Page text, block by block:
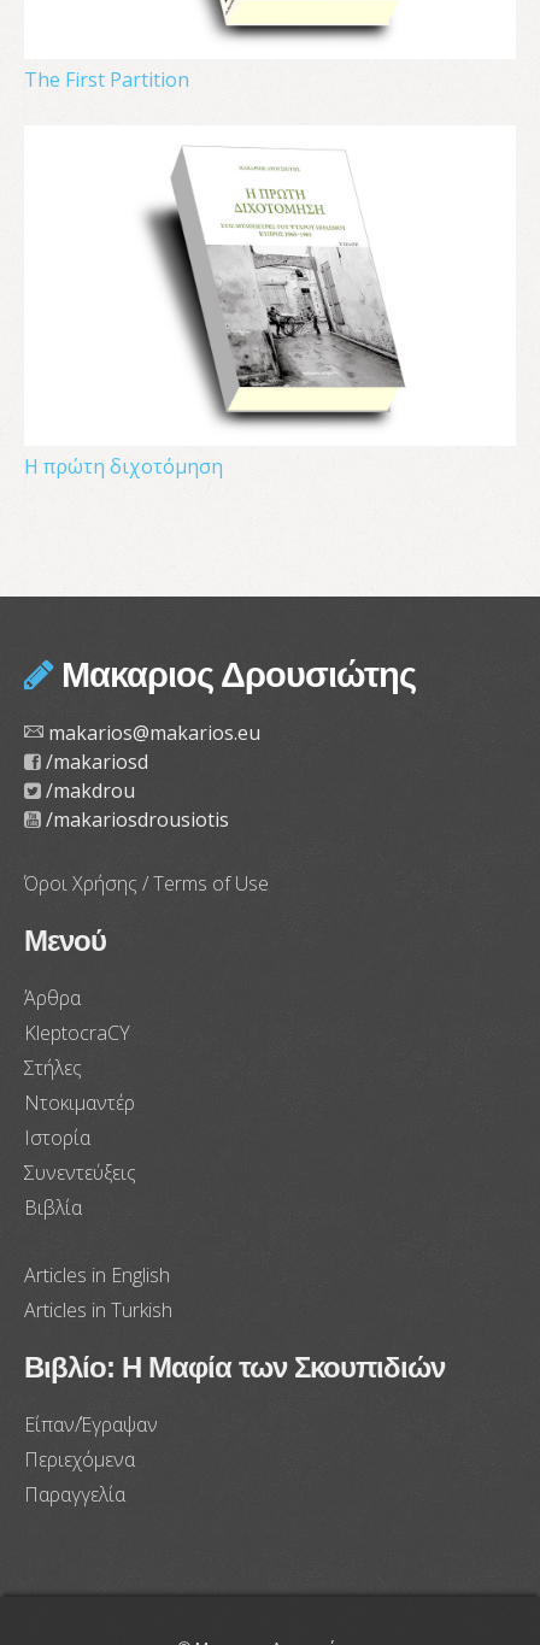
The First Partition
Η πρώτη διχοτόμηση
Μακαριος Δρουσιώτης
makarios@makarios.eu
/makariosd
/makdrou
/makariosdrousiotis
Όροι Χρήσης / Terms of Use
Μενού
Άρθρα
KleptocraCY
Στήλες
Ντοκιμαντέρ
Ιστορία
Συνεντεύξεις
Βιβλία
Articles in English
Articles in Turkish
Βιβλίο: Η Μαφία των Σκουπιδιών
Είπαν/Έγραψαν
Περιεχόμενα
Παραγγελία